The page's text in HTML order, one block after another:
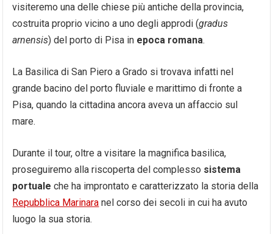
visiteremo una delle chiese più antiche della provincia,
costruita proprio vicino a uno degli approdi (gradus
arnensis) del porto di Pisa in epoca romana.
La Basilica di San Piero a Grado si trovava infatti nel
grande bacino del porto fluviale e marittimo di fronte a
Pisa, quando la cittadina ancora aveva un affaccio sul
mare.
Durante il tour, oltre a visitare la magnifica basilica,
proseguiremo alla riscoperta del complesso sistema
portuale che ha improntato e caratterizzato la storia della
Repubblica Marinara nel corso dei secoli in cui ha avuto
luogo la sua storia.